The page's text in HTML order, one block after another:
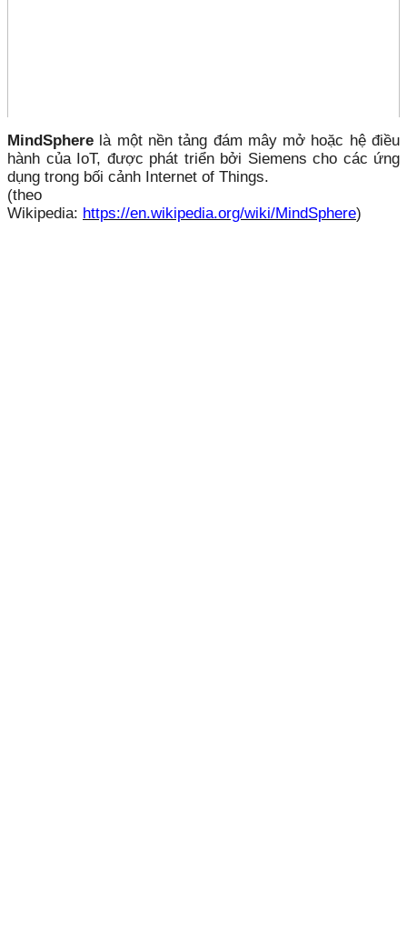
MindSphere là một nền tảng đám mây mở hoặc hệ điều
hành của IoT, được phát triển bởi Siemens cho các ứng
dụng trong bối cảnh Internet of Things.
(theo
Wikipedia: https://en.wikipedia.org/wiki/MindSphere)